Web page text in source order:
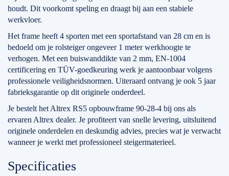
houdt. Dit voorkomt speling en draagt bij aan een stabiele
werkvloer.
Het frame heeft 4 sporten met een sportafstand van 28 cm en is
bedoeld om je rolsteiger ongeveer 1 meter werkhoogte te
verhogen. Met een buiswanddikte van 2 mm, EN-1004
certificering en TÜV-goedkeuring werk je aantoonbaar volgens
professionele veiligheidsnormen. Uiteraard ontvang je ook 5 jaar
fabrieksgarantie op dit originele onderdeel.
Je bestelt het Altrex RS5 opbouwframe 90-28-4 bij ons als
ervaren Altrex dealer. Je profiteert van snelle levering, uitsluitend
originele onderdelen en deskundig advies, precies wat je verwacht
wanneer je werkt met professioneel steigermaterieel.
Specificaties